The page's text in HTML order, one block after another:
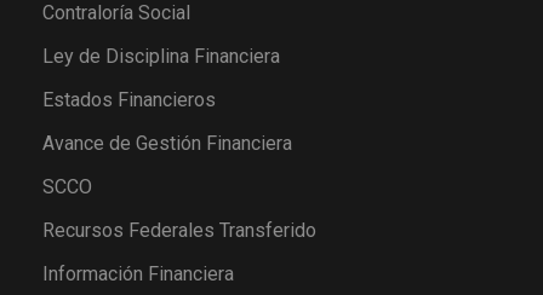
Contraloría Social
Ley de Disciplina Financiera
Estados Financieros
Avance de Gestión Financiera
SCCO
Recursos Federales Transferido
Información Financiera